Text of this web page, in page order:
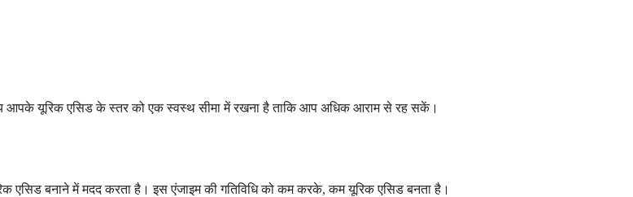
आपके यूरिक एसिड के स्तर को एक स्वस्थ सीमा में रखना है ताकि आप अधिक आराम से रह सकें।
बनाने में मदद करता है। इस एंजाइम की गतिविधि को कम करके, कम यूरिक एसिड बनता है।